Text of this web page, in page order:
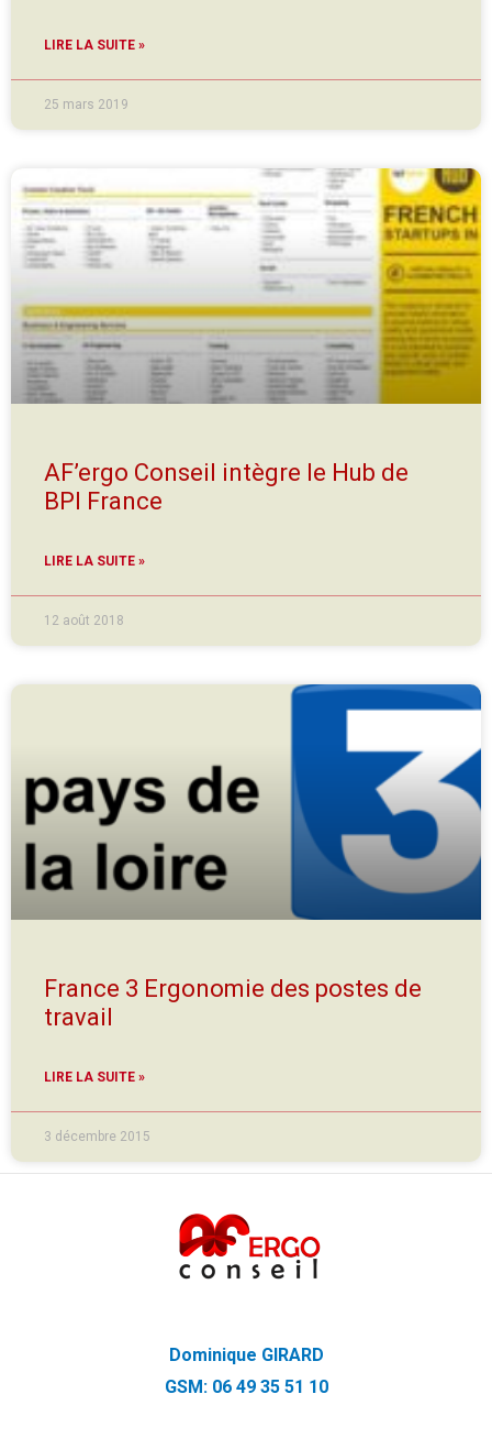
LIRE LA SUITE »
25 mars 2019
AF’ergo Conseil intègre le Hub de
BPI France
LIRE LA SUITE »
12 août 2018
France 3 Ergonomie des postes de
travail
LIRE LA SUITE »
3 décembre 2015
Dominique GIRARD
GSM: 06 49 35 51 10